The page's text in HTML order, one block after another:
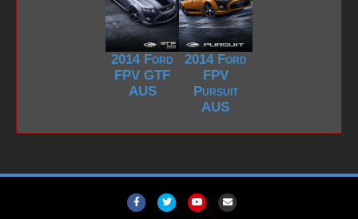
2014 Ford
FPV GTF
AUS
2014 Ford
FPV
Pursuit
AUS
F
T
Y
E